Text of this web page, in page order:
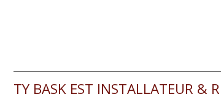
TY BASK EST INSTALLATEUR &